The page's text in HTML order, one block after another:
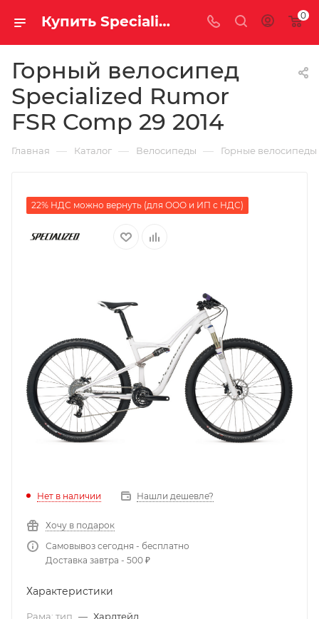
Купить Specialized Rumor FSR Comp 29 2014 за рублей, а со скидкой 0
Горный велосипед
Specialized Rumor
FSR Comp 29 2014
Главная — Каталог — Велосипеды — Горные велосипеды
22% НДС можно вернуть (для ООО и ИП с НДС)
Нет в наличии Нашли дешевле?
Хочу в подарок
Самовывоз сегодня - бесплатно
Доставка завтра - 500 ₽
Характеристики
Рама: тип — Хардтейл